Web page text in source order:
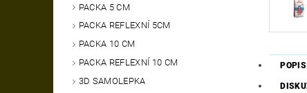
PACKA 5 CM
PACKA REFLEXNÍ 5CM
PACKA 10 CM
PACKA REFLEXNÍ 10 CM
3D SAMOLEPKA
POPIS